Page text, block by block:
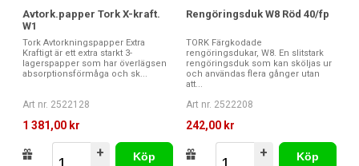
Avtork.papper Tork X-kraft.
W1
Tork Avtorkningspapper Extra
Kraftigt är ett extra starkt 3-
lagerspapper som har överlägsen
absorptionsförmåga och sk...
Art nr. 2522128
1 381,00 kr
+
Köp
Rengöringsduk W8 Röd 40/fp
TORK Färgkodade
rengöringsdukar, W8. En slitstark
rengöringsduk som kan sköljas ur
och användas flera gånger utan
att...
Art nr. 2522208
242,00 kr
+
Köp